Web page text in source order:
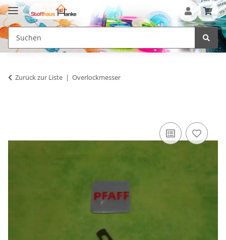
Zurück zur Liste Overlockmesser